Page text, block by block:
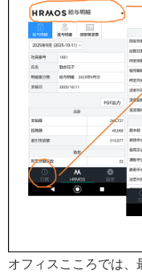
オフィスこころでは、